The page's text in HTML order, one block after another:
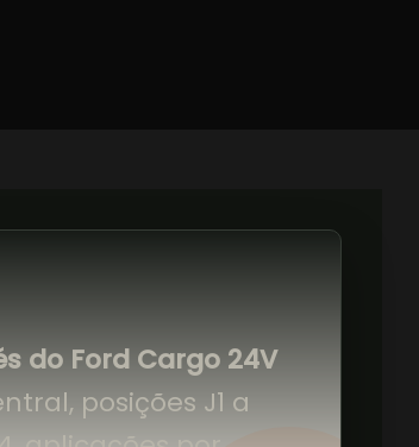
do Ford Cargo 24V
posições J1 a